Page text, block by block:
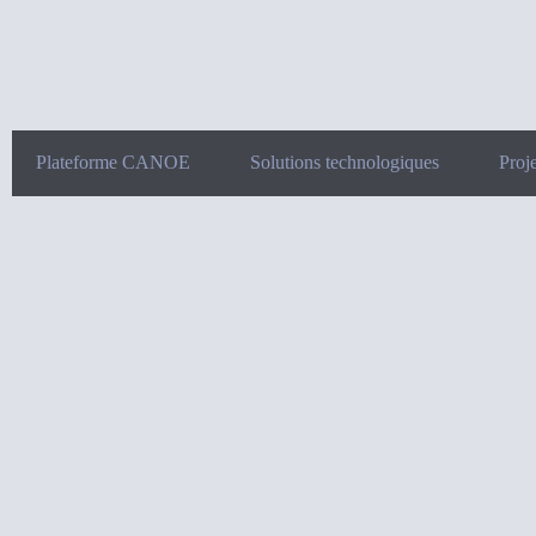
Plateforme CANOE Solutions technologiques